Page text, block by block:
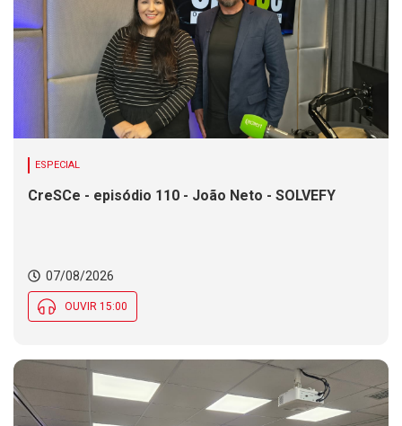
ESPECIAL
CreSCe - episódio 110 - João Neto - SOLVEFY
07/08/2026
OUVIR 15:00